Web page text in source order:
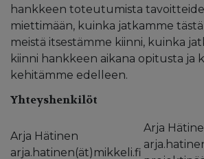
hankkeen toteutumista
miettimään, kuinka jatkamme
meistä itsestämme kiinni, kuinka
kiinni hankkeen aikana opitusta ja
kehitämme edelleen.
Yhteyshenkilöt
Arja Hätinen
arja.hatinen(ät)mikkeli.fi
Arja